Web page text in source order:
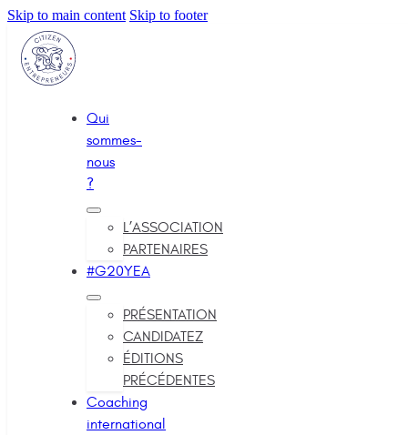
Skip to main content Skip to footer
Qui
sommes-
nous
?
L’ASSOCIATION
PARTENAIRES
#G20YEA
PRÉSENTATION
CANDIDATEZ
ÉDITIONS
PRÉCÉDENTES
Coaching
international